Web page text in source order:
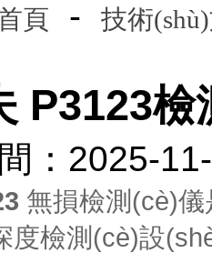
頁 - 技術
P3123
間：
無損檢測(cè)
檢測(cè)設